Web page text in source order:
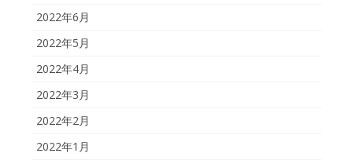
2022年6月
2022年5月
2022年4月
2022年3月
2022年2月
2022年1月